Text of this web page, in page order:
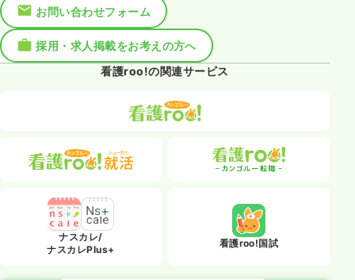
お問い合わせフォーム
採用・求人掲載をお考えの方へ
看護roo!の関連サービス
ナスカレ/
ナスカレPlus+
看護roo!国試